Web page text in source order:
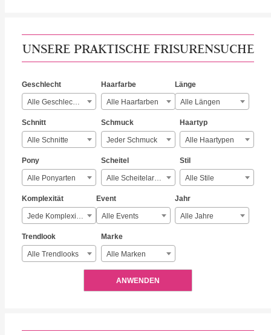
UNSERE PRAKTISCHE FRISURENSUCHE
Geschlecht
Alle Geschlechter
Haarfarbe
Alle Haarfarben
Länge
Alle Längen
Schnitt
Alle Schnitte
Schmuck
Jeder Schmuck
Haartyp
Alle Haartypen
Pony
Alle Ponyarten
Scheitel
Alle Scheitelarten
Stil
Alle Stile
Komplexität
Jede Komplexität
Event
Alle Events
Jahr
Alle Jahre
Trendlook
Alle Trendlooks
Marke
Alle Marken
ANWENDEN